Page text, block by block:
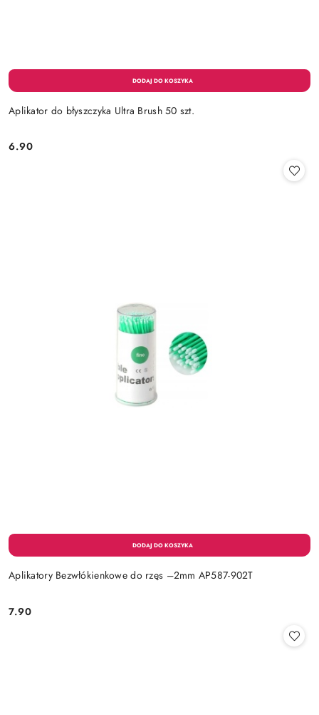
Aplikator do błyszczyka Ultra Brush 50 szt.
Cena:
6.90
Aplikatory Bezwłókienkowe do rzęs –2mm AP587-902T
Cena:
7.90